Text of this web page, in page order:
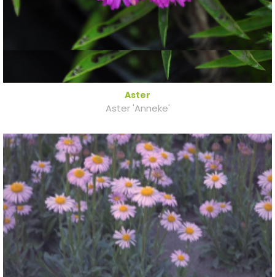
Aster
Aster 'Anneke'